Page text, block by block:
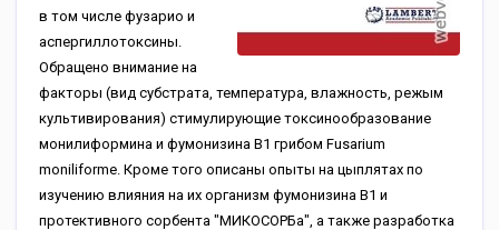
в том числе фузарио и
аспергиллотоксины.
Обращено внимание на
факторы (вид субстрата, температура, влажность, режым
культивирования) стимулирующие токсинообразование
монилиформина и фумонизина В1 грибом Fusarium
moniliforme. Кроме того описаны опыты на цыплятах по
изучению влияния на их организм фумонизина В1 и
протективного сорбента "МИКОСОРБа", а также разработка